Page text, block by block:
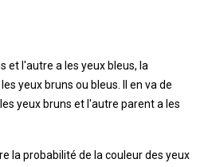
et l'autre a les yeux bleus, la
yeux bruns ou bleus. Il en va de
yeux bruns et l'autre parent a les
la probabilité de la couleur des yeux